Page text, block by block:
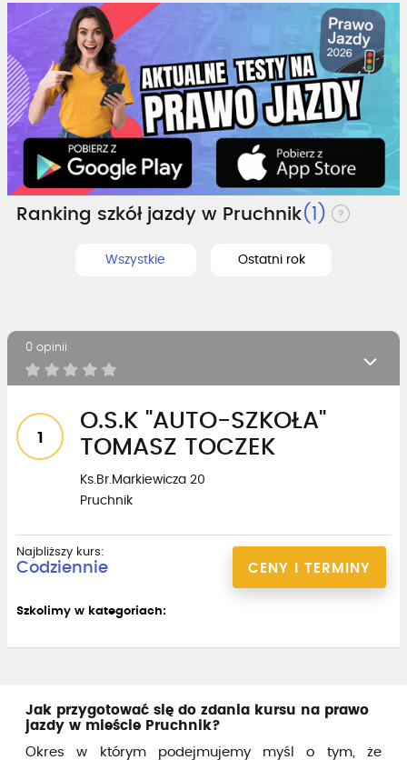
Ranking szkół jazdy w Pruchnik(1)
Wszystkie Ostatni rok
0 opinii
1
O.S.K "AUTO-SZKOŁA"
TOMASZ TOCZEK
Ks.Br.Markiewicza 20
Pruchnik
CENY I TERMINY
Najbliższy kurs:
Codziennie
Szkolimy w kategoriach:
Jak przygotować się do zdania kursu na prawo
jazdy w mieście Pruchnik?
Okres w którym podejmujemy myśl o tym, że